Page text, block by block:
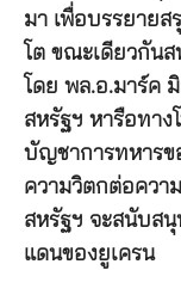
มา เพื่อบรรยายส
โต ขณะเดียวกัน
โดย พล.อ.มาร์ค
สหรัฐฯ หารือทา
บัญชาการทหารข
ความวิตกต่อควา
สหรัฐฯ จะสนับส
แดนของยูเครน